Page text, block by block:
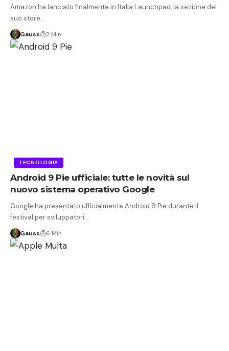
Amazon ha lanciato finalmente in Italia Launchpad, la sezione del
suo store…
Gauss 2 Min
TECNOLOGIA
Android 9 Pie ufficiale: tutte le novità sul
nuovo sistema operativo Google
Google ha presentato ufficialmente Android 9 Pie durante il
festival per sviluppatori…
Gauss 6 Min